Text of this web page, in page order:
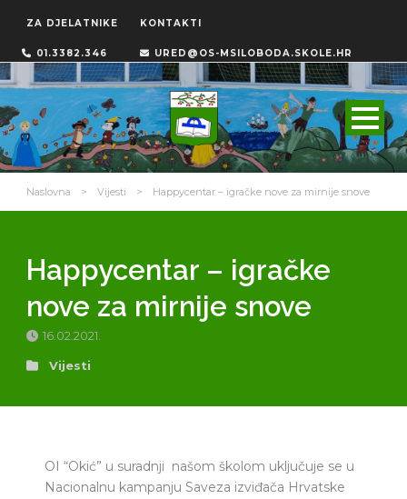
ZA DJELATNIKE KONTAKTI
01.3382.346 URED@OS-MSILOBODA.SKOLE.HR
Naslovna > Vijesti > Happycentar – igračke nove za mirnije snove
Happycentar – igračke
nove za mirnije snove
16.02.2021.
Vijesti
OI “Okić” u suradnji našom školom uključuje se u
Nacionalnu kampanju Saveza izviđača Hrvatske